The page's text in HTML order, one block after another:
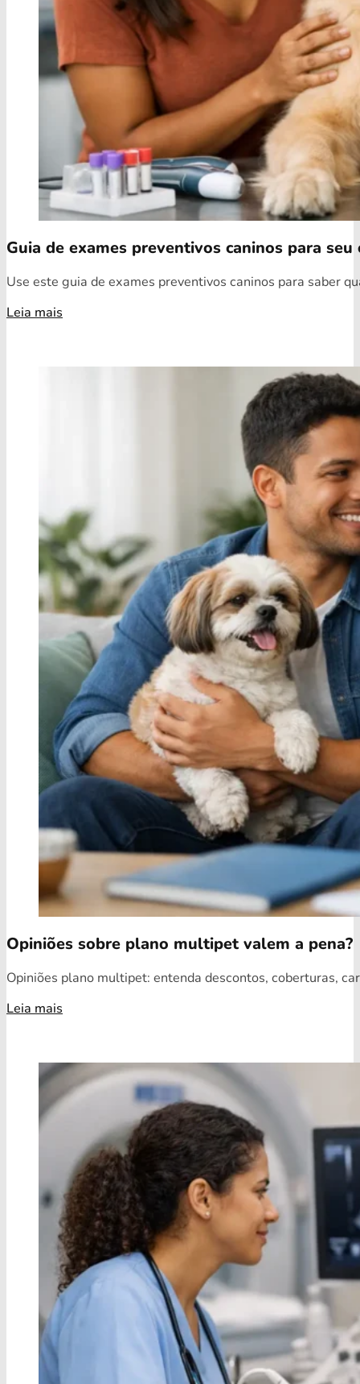
Guia de exames preventivos caninos para seu
Use este guia de exames preventivos caninos para saber
Leia mais
Opiniões sobre plano multipet valem a pena?
Opiniões plano multipet: entenda descontos, coberturas,
Leia mais